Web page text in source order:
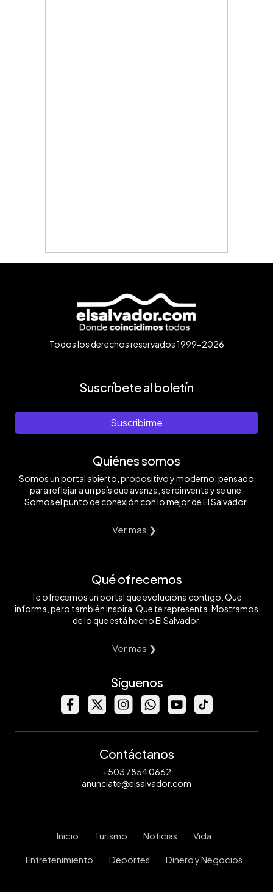
Todos los derechos reservados 1999-2026
Suscríbete al boletín
Suscribirme
Quiénes somos
Somos un portal abierto, propositivo y moderno, pensado
para reflejar a un país que avanza, se reinventa y se une.
Somos el punto de conexión con lo mejor de El Salvador.
Ver mas ❯
Qué ofrecemos
Te ofrecemos un portal que evoluciona contigo. Que
informa, pero también inspira. Que te representa. Mostramos
de lo que está hecho El Salvador.
Ver mas ❯
Síguenos
Contáctanos
+503 7854 0662
anunciate@elsalvador.com
Inicio Turismo Noticias Vida
Entretenimiento Deportes Dinero y Negocios